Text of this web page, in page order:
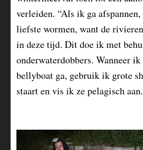
verleiden. “Als ik ga
liefste wormen, want de
in deze tijd. Dit doe ik met
onderwaterdobbers. Wanneer
bellyboat ga, gebruik ik grote
staart en vis ik ze pelagisch